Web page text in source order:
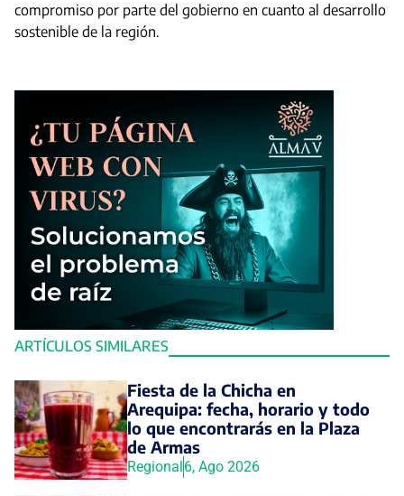
ARTÍCULOS SIMILARES
Fiesta de la Chicha en
Arequipa: fecha, horario y todo
lo que encontrarás en la Plaza
de Armas
Regional6, Ago 2026
compromiso por parte del gobierno en cuanto al desarrollo
sostenible de la región.